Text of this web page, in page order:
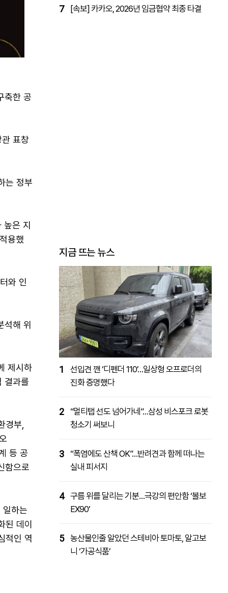
축한 공
표창
는 정부
은 지
용했
와 인
해 위
제시하
결과를
경부,
등 공
함으로
하는
데이
적인 역
7 [속보] 카카오, 2026년 임금협약 최종 타결
지금 뜨는 뉴스
1
선입견 깬 ‘디펜더 110’…일상형 오프로더의
진화 증명했다
2 “멀티탭 선도 넘어가네”…삼성 비스포크 로봇
청소기 써보니
3 “폭염에도 산책 OK”…반려견과 함께 떠나는
실내 피서지
4 구름 위를 달리는 기분…극강의 편안함 ‘볼보
EX90’
5 농산물인줄 알았던 스테비아 토마토, 알고보
니 ‘가공식품’